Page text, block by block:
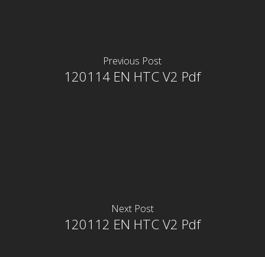
Previous Post
120114 EN HTC V2 Pdf
Next Post
120112 EN HTC V2 Pdf